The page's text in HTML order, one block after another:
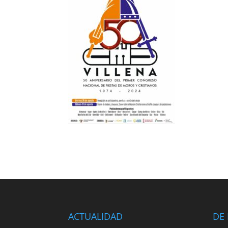
ACTUALIDAD DE